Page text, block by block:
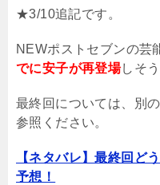
★3/10追記です。
NEWポストセブンの芸
でに安子が再登場しそう
最終回については、別
参照ください。
【ネタバレ】最終回ど
予想！